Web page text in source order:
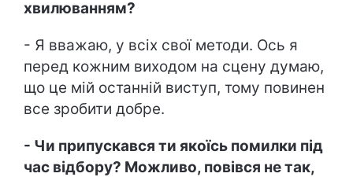
хвилюванням?
- Я вважаю, у всіх свої методи. Ось я
перед кожним виходом на сцену думаю,
що це мій останній виступ, тому повинен
все зробити добре.
- Чи припускався ти якоїсь помилки під
час відбору? Можливо, повівся не так,